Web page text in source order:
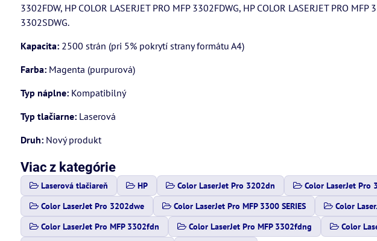
3302FDW, HP COLOR LASERJET PRO MFP 3302FDWG, HP COLOR LASERJET PRO MFP
3302SDWG.
Kapacita:2500 strán (pri 5% pokrytí strany formátu A4)
Farba:Magenta (purpurová)
Typ náplne:Kompatibilný
Typ tlačiarne:Laserová
Druh:Nový produkt
Viac z kategórie
Laserová tlačiareň HP Color LaserJet Pro 3202dn Color LaserJet Pro
Color LaserJet Pro 3202dwe
Color LaserJet Pro MFP 3300 SERIES
Color
Color LaserJet Pro MFP 3302fdn
Color LaserJet Pro MFP 3302fdng
Color